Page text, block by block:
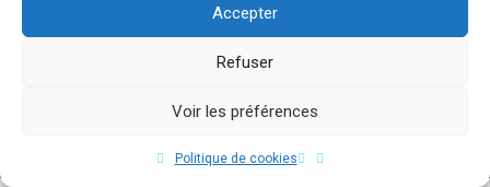
Accepter
Refuser
Voir les préférences
Politique de cookies
Copyright © 2017 Flavio Da Costa. All Rights Reserved.